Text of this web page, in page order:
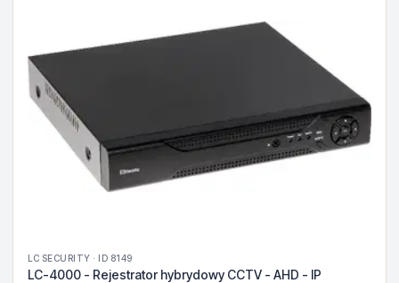
LC SECURITY · ID 8149
LC-4000 - Rejestrator hybrydowy CCTV - AHD - IP